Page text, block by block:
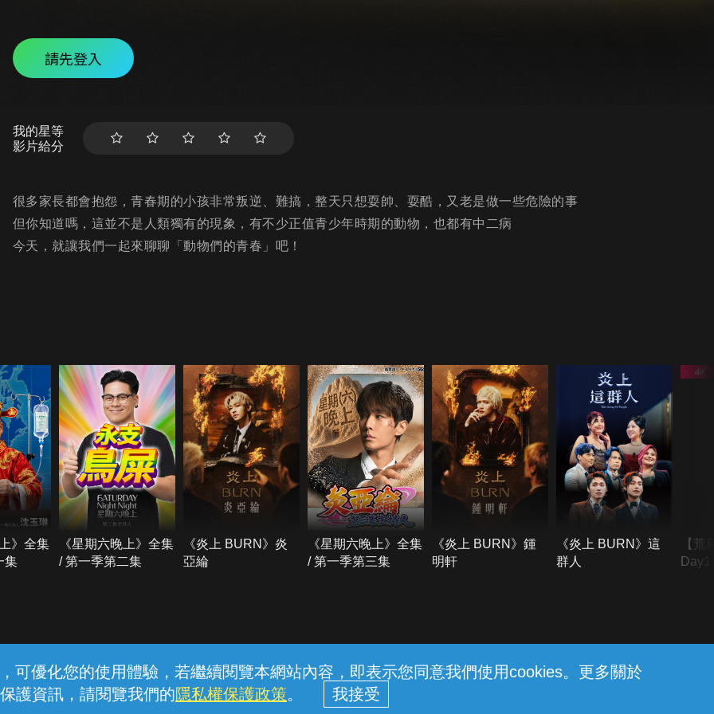
可優化您的使用體驗，若繼續閱覽本網站內容，即表示您同意我們使用cookies。更多關於
護資訊，請閱覽我們的隱私權保護政策。
請先登入
我的星等
影片給分
很多家長都會抱怨，青春期的小孩非常叛逆、難搞，整天只想耍帥、耍酷，又老是做一些危險的事
但你知道嗎，這並不是人類獨有的現象，有不少正值青少年時期的動物，也都有中二病
今天，就讓我們一起來聊聊「動物們的青春」吧！
》全集
集
《星期六晚上》全集
/ 第一季第二集
《炎上 BURN》炎
亞綸
《星期六晚上》全集
/ 第一季第三集
《炎上 BURN》鍾
明軒
《炎上 BURN》這
群人
【荒
線上客服 服務條款 隱私權保護
中華電信股份有限公司個人家庭分公司 (統一編號：96979949) © 2026